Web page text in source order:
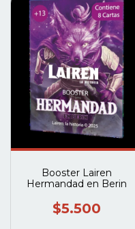
Booster Lairen
Hermandad en Berin
$5.500